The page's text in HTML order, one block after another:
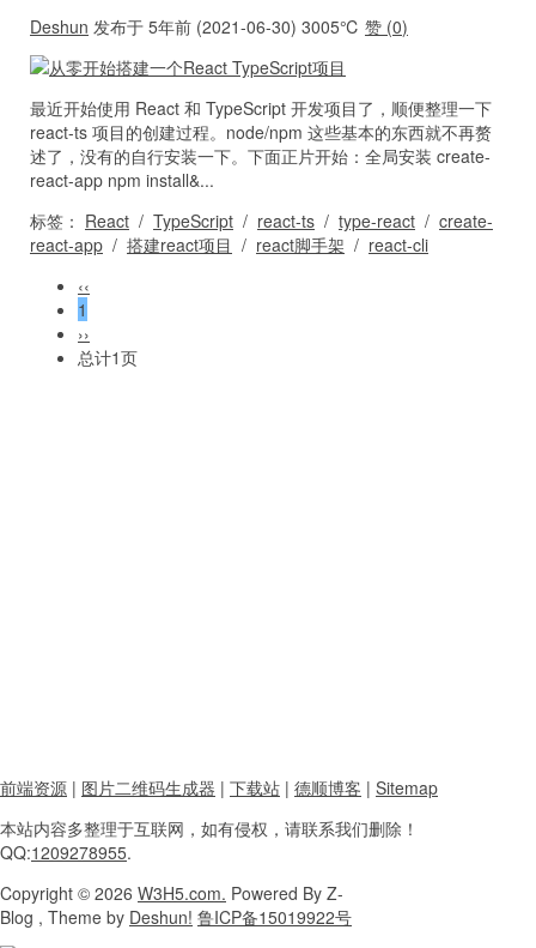
Deshun 发布于 5年前 (2021-06-30) 3005℃ 赞 (0)
最近开始使用 React 和 TypeScript 开发项目了，顺便整理一下
react-ts 项目的创建过程。node/npm 这些基本的东西就不再赘
述了，没有的自行安装一下。下面正片开始：全局安装 create-
react-app npm install&...
标签： React / TypeScript / react-ts / type-react / create-
react-app / 搭建react项目 / react脚手架 / react-cli
‹‹
1
››
总计1页
前端资源 | 图片二维码生成器 | 下载站 | 德顺博客 | Sitemap
本站内容多整理于互联网， 如有侵权，请联系我们删除！
QQ:1209278955.
Copyright © 2026 W3H5.com. Powered By Z-
Blog , Theme by Deshun! 鲁ICP备15019922号